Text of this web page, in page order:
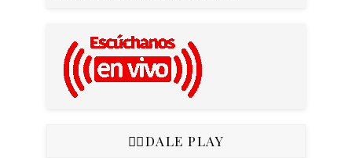
👇🏻DALE PLAY